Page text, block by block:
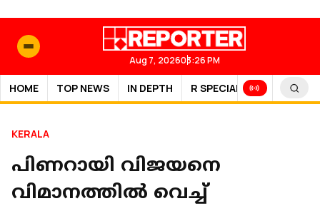
Aug 7, 202603:26 PM
HOME TOP NEWS IN DEPTH R SPECIAL SPORTS
KERALA
പിണറായി വിജയനെ
വിമാനത്തില്‍ വെച്ച്